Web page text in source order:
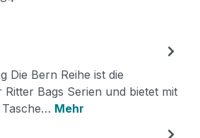
Die Bern Reihe ist die
Bags Serien und bietet mit
Mehr